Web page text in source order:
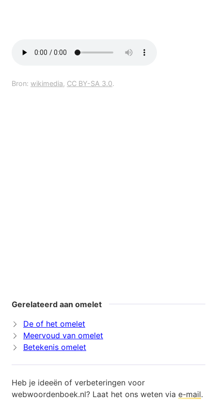
Bron: wikimedia, CC BY-SA 3.0.
Gerelateerd aan omelet
De of het omelet
Meervoud van omelet
Betekenis omelet
Heb je ideeën of verbeteringen voor
webwoordenboek.nl? Laat het ons weten via e-mail.